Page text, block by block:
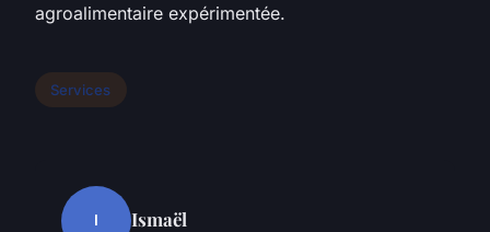
agroalimentaire expérimentée.
Services
I Ismaël